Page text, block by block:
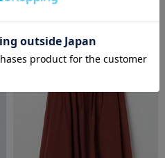
SALE